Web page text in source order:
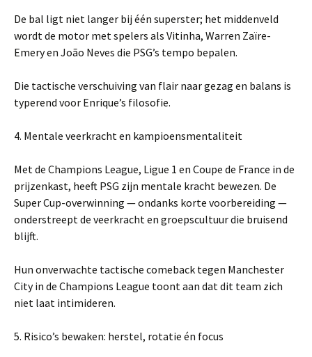
De bal ligt niet langer bij één superster; het middenveld
wordt de motor met spelers als Vitinha, Warren Zaïre-
Emery en João Neves die PSG’s tempo bepalen.
Die tactische verschuiving van flair naar gezag en balans is
typerend voor Enrique’s filosofie.
4. Mentale veerkracht en kampioensmentaliteit
Met de Champions League, Ligue 1 en Coupe de France in de
prijzenkast, heeft PSG zijn mentale kracht bewezen. De
Super Cup-overwinning — ondanks korte voorbereiding —
onderstreept de veerkracht en groepscultuur die bruisend
blijft.
Hun onverwachte tactische comeback tegen Manchester
City in de Champions League toont aan dat dit team zich
niet laat intimideren.
5. Risico’s bewaken: herstel, rotatie én focus